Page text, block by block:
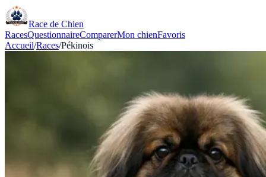
Race de Chien
RacesQuestionnaireComparerMon chienFavoris
Accueil/Races/Pékinois